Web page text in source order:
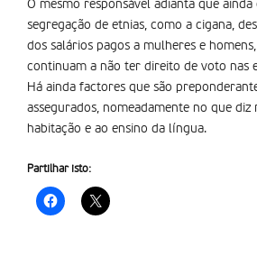
O mesmo responsável adianta que ainda
segregação de etnias, como a cigana,
dos salários pagos a mulheres e
continuam a não ter direito de voto nas
Há ainda factores que são
assegurados, nomeadamente no que diz
habitação e ao ensino da língua.
Partilhar isto: